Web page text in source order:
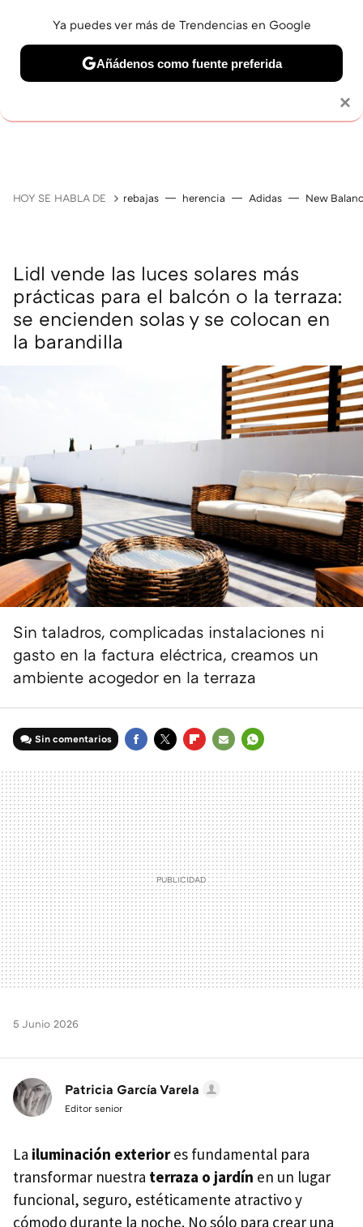
OFERTAS EN
HOY SE HABLA DE rebajas herencia Adidas New
Lidl vende las luces solares más
prácticas para el balcón o la terraza:
se encienden solas y se colocan en
la barandilla
Sin taladros, complicadas instalaciones ni
gasto en la factura eléctrica, creamos un
ambiente acogedor en la terraza
Sin comentarios
MAIL
5 Junio 2026
Patricia García Varela
Editor senior
La iluminación exteriores fundamental para
transformar nuestra terraza o jardín en un lugar
funcional, seguro, estéticamente atractivo y
cómodo durante la noche. No sólo para crear una
×
Ya puedes ver más de Trendencias en Google
Añádenos como fuente preferida